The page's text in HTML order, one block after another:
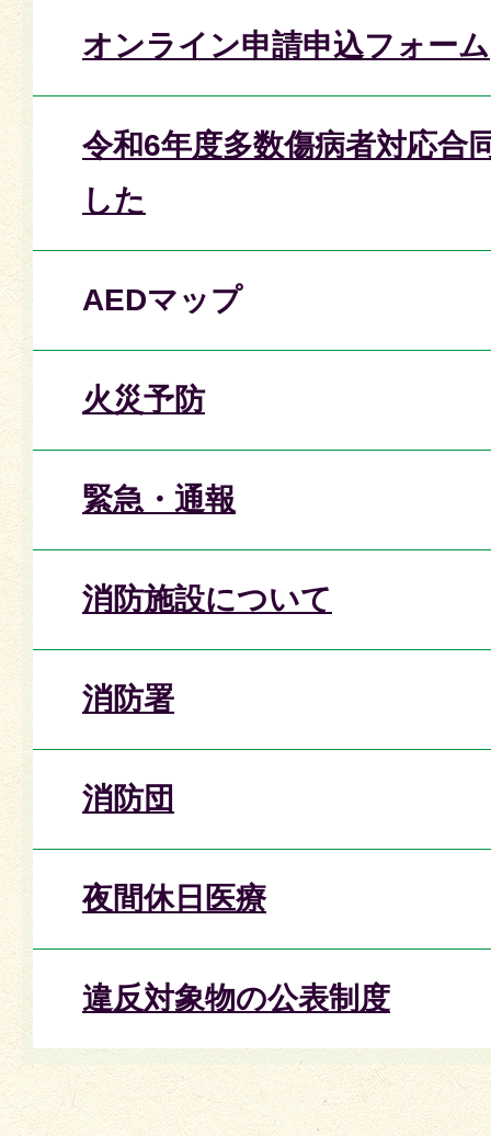
オンライン申請申込フォーム
令和6年度多数傷病者対応合
した
AEDマップ
火災予防
緊急・通報
消防施設について
消防署
消防団
夜間休日医療
違反対象物の公表制度